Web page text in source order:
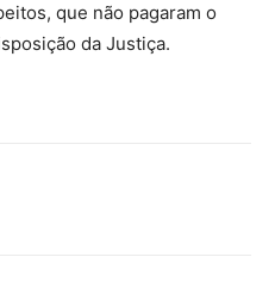
que não pagaram o
da Justiça.